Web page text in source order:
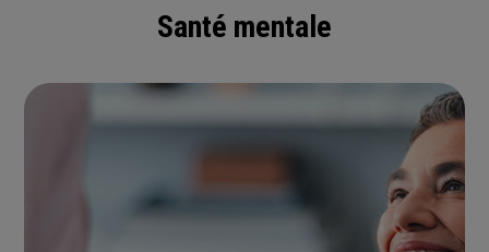
Santé mentale